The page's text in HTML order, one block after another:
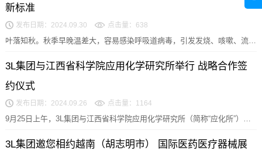
新标准
发布日期：2024.09.30 点击量：638
叶落知秋。秋季早晚温差大，容易感染呼吸道病毒，引发发烧、咳嗽、流
3L集团与江西省科学院应用化学研究所举行 战略合作签
约仪式
发布日期：2024.09.26 点击量：1164
9月25日上午，3L集团与江西省科学院应用化学研究所（简称“应化所”）在
3L集团邀您相约越南（胡志明市） 国际医药医疗器械展